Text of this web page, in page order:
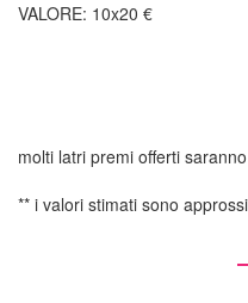
VALORE: 10x20 €
molti latri premi offerti
** i valori stimati sono